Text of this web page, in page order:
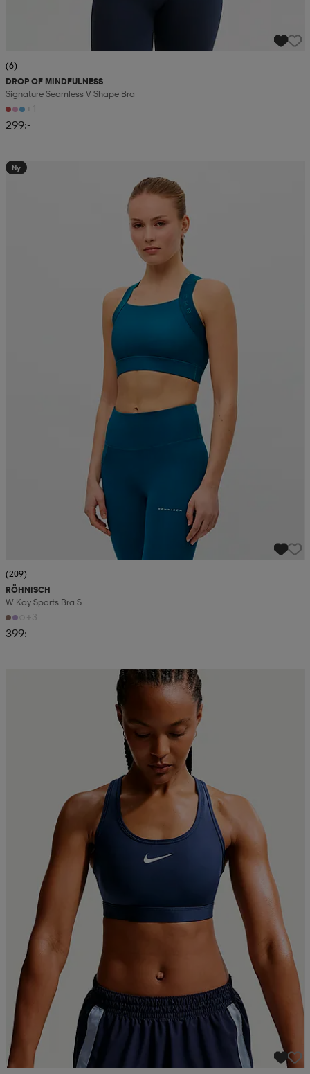
(6)
DROP OF MINDFULNESS
Signature Seamless V Shape Bra
+1
299:-
Ny
(209)
RÖHNISCH
W Kay Sports Bra S
+3
399:-